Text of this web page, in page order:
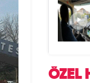
ÖZEL